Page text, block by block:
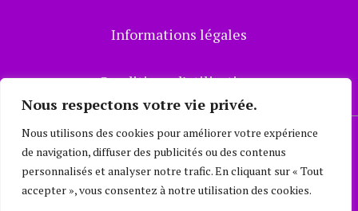
Nous respectons votre vie privée.
Nous utilisons des cookies pour améliorer votre expérience
de navigation, diffuser des publicités ou des contenus
personnalisés et analyser notre trafic. En cliquant sur « Tout
accepter », vous consentez à notre utilisation des cookies.
Informations légales
Conditions d’utilisations
Mode Consciente © 2023